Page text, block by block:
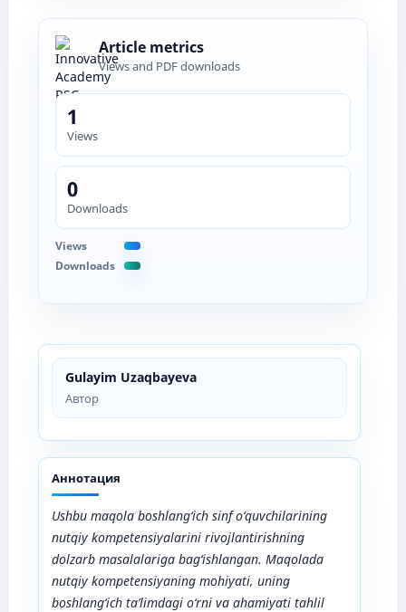
Gulayim Uzaqbayeva
Автор
Аннотация
Ushbu maqola boshlang‘ich sinf o‘quvchilarining
nutqiy kompetensiyalarini rivojlantirishning
dolzarb masalalariga bag‘ishlangan. Maqolada
nutqiy kompetensiyaning mohiyati, uning
boshlang‘ich ta’limdagi o‘rni va ahamiyati tahlil
Article metrics
Views and PDF downloads
1
Views
0
Downloads
Views
Downloads